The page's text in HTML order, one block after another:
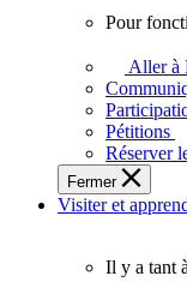
Ontariens.
fonctionner
plein
potentiel,
l'Assemblée
a
besoin
Pour
Aller à
Pétitions
Réserver
Fermer
Visiter et
Il y a tant